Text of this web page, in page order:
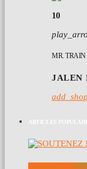
10
MR. TRAIN
JALEN
ARTICLES
SOUTENEZ NOUS –